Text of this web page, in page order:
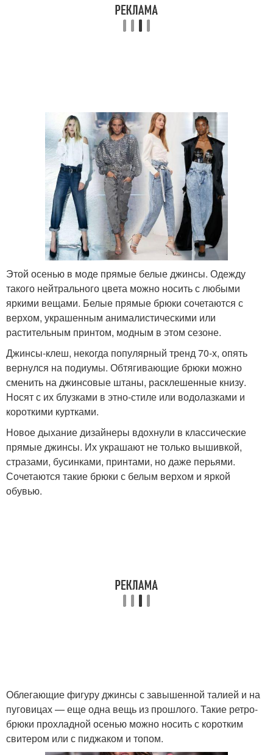
Этой осенью в моде прямые белые джинсы. Одежду
такого нейтрального цвета можно носить с любыми
яркими вещами. Белые прямые брюки сочетаются с
верхом, украшенным анималистическими или
растительным принтом, модным в этом сезоне.
Джинсы-клеш, некогда популярный тренд 70-х, опять
вернулся на подиумы. Обтягивающие брюки можно
сменить на джинсовые штаны, расклешенные книзу.
Носят с их блузками в этно-стиле или водолазками и
короткими куртками.
Новое дыхание дизайнеры вдохнули в классические
прямые джинсы. Их украшают не только вышивкой,
стразами, бусинками, принтами, но даже перьями.
Сочетаются такие брюки с белым верхом и яркой
обувью.
Облегающие фигуру джинсы с завышенной талией и на
пуговицах — еще одна вещь из прошлого. Такие ретро-
брюки прохладной осенью можно носить с коротким
свитером или с пиджаком и топом.